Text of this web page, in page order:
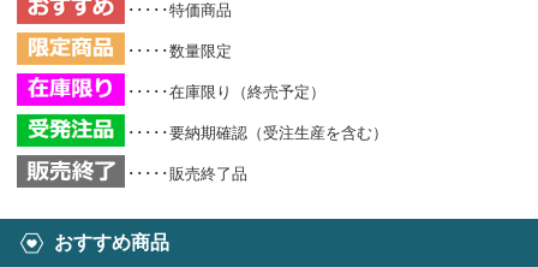
･････特価商品
･････数量限定
･････在庫限り（終売予定）
･････要納期確認（受注生産を含む）
･････販売終了品
おすすめ商品